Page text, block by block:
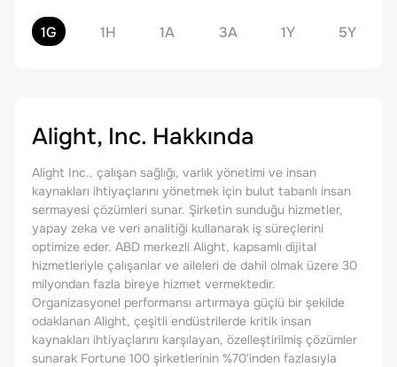
1G 1H 1A 3A 1Y 5Y
Alight, Inc. Hakkında
Alight Inc., çalışan sağlığı, varlık yönetimi ve insan
kaynakları ihtiyaçlarını yönetmek için bulut tabanlı insan
sermayesi çözümleri sunar. Şirketin sunduğu hizmetler,
yapay zeka ve veri analitiği kullanarak iş süreçlerini
optimize eder. ABD merkezli Alight, kapsamlı dijital
hizmetleriyle çalışanlar ve aileleri de dahil olmak üzere 30
milyondan fazla bireye hizmet vermektedir.
Organizasyonel performansı artırmaya güçlü bir şekilde
odaklanan Alight, çeşitli endüstrilerde kritik insan
kaynakları ihtiyaçlarını karşılayan, özelleştirilmiş çözümler
sunarak Fortune 100 şirketlerinin %70'inden fazlasıyla